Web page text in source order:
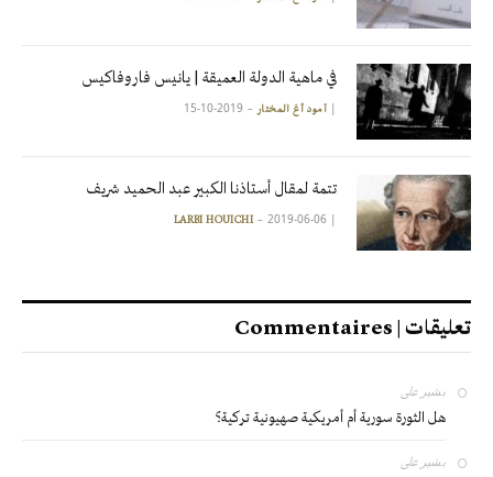
في ماهية الدولة العميقة | يانيس فاروفاكيس
| آمود أغ المختار 2019-10-15
تتمة لمقال أستاذنا الكبير عبد الحميد شريف
|
LARBI HOUICHI 2019-06-06
تعليقات | Commentaires
بشير على
هل الثورة سورية أم أمريكية صهيونية تركية؟
بشير على